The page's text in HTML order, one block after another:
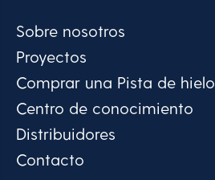
Sobre nosotros
Proyectos
Comprar una Pista de hielo
Centro de conocimiento
Distribuidores
Contacto